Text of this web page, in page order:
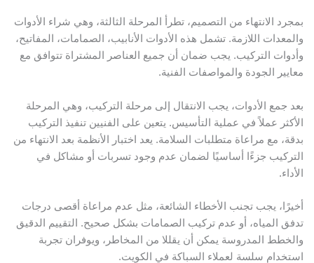
بمجرد الانتهاء من التصميم، تطرأ المرحلة الثالثة، وهي شراء الأدوات
والمعدات اللازمة. تشمل هذه الأدوات الأنابيب، الصمامات، المفاتيح،
وأدوات التركيب. يجب ضمان أن جميع العناصر المشتراة تتوافق مع
معايير الجودة والمواصفات الفنية.
بعد جمع الأدوات، يجب الانتقال إلى مرحلة التركيب، وهي المرحلة
الأكثر عملاً في عملية التأسيس. يتعين على الفنيين تنفيذ التركيب
بدقة، مع مراعاة متطلبات السلامة. يعد اختبار الأنظمة بعد الانتهاء من
التركيب جزءًا أساسيًا لضمان عدم وجود تسربات أو مشاكل في
الأداء.
أخيرًا، يجب تجنب الأخطاء الشائعة، مثل عدم مراعاة أقصى درجات
تدفق المياه، أو عدم تركيب الصمامات بشكل صحيح. التقييم الدقيق
والخطط المدروسة يمكن أن يقللا من المخاطر، ويوفران تجربة
استخدام سلسة لعملاء السباكة في الكويت.